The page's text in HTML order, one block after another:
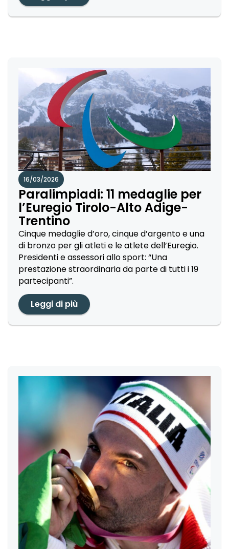
16/03/2026
Paralimpiadi: 11 medaglie per
l’Euregio Tirolo-Alto Adige-
Trentino
Cinque medaglie d’oro, cinque d’argento e una
di bronzo per gli atleti e le atlete dell’Euregio.
Presidenti e assessori allo sport: “Una
prestazione straordinaria da parte di tutti i 19
partecipanti”.
Leggi di più